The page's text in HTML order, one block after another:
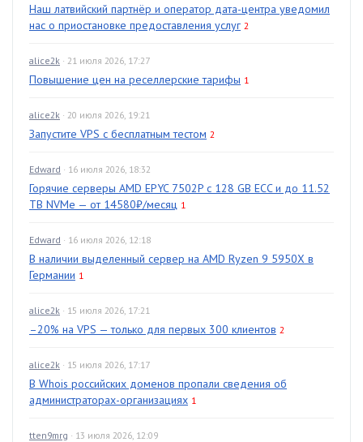
Наш латвийский партнёр и оператор дата-центра уведомил
нас о приостановке предоставления услуг 2
alice2k · 21 июля 2026, 17:27
Повышение цен на реселлерские тарифы 1
alice2k · 20 июля 2026, 19:21
Запустите VPS с бесплатным тестом 2
Edward · 16 июля 2026, 18:32
Горячие серверы AMD EPYC 7502P с 128 GB ECC и до 11.52
TB NVMe — от 14580₽/месяц 1
Edward · 16 июля 2026, 12:18
В наличии выделенный сервер на AMD Ryzen 9 5950X в
Германии 1
alice2k · 15 июля 2026, 17:21
–20% на VPS — только для первых 300 клиентов 2
alice2k · 15 июля 2026, 17:17
В Whois российских доменов пропали сведения об
администраторах-организациях 1
tten9mrg · 13 июля 2026, 12:09